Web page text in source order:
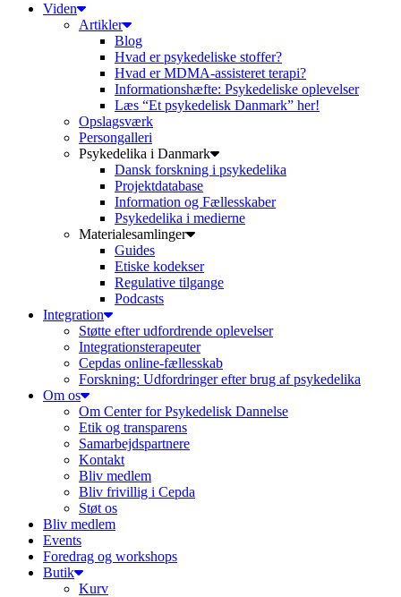
Viden
Artikler
Blog
Hvad er psykedeliske stoffer?
Hvad er MDMA-assisteret terapi?
Informationshæfte: Psykedeliske oplevelser
Læs “Et psykedelisk Danmark” her!
Opslagsværk
Persongalleri
Psykedelika i Danmark
Dansk forskning i psykedelika
Projektdatabase
Information og Fællesskaber
Psykedelika i medierne
Materialesamlinger
Guides
Etiske kodekser
Regulative tilgange
Podcasts
Integration
Støtte efter udfordrende oplevelser
Integrationsterapeuter
Cepdas online-fællesskab
Forskning: Udfordringer efter brug af psykedelika
Om os
Om Center for Psykedelisk Dannelse
Etik og transparens
Samarbejdspartnere
Kontakt
Bliv medlem
Bliv frivillig i Cepda
Støt os
Bliv medlem
Events
Foredrag og workshops
Butik
Kurv